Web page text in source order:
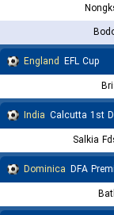
England EFL Cup
India Calcutta 1st
Salkia
Dominica DFA